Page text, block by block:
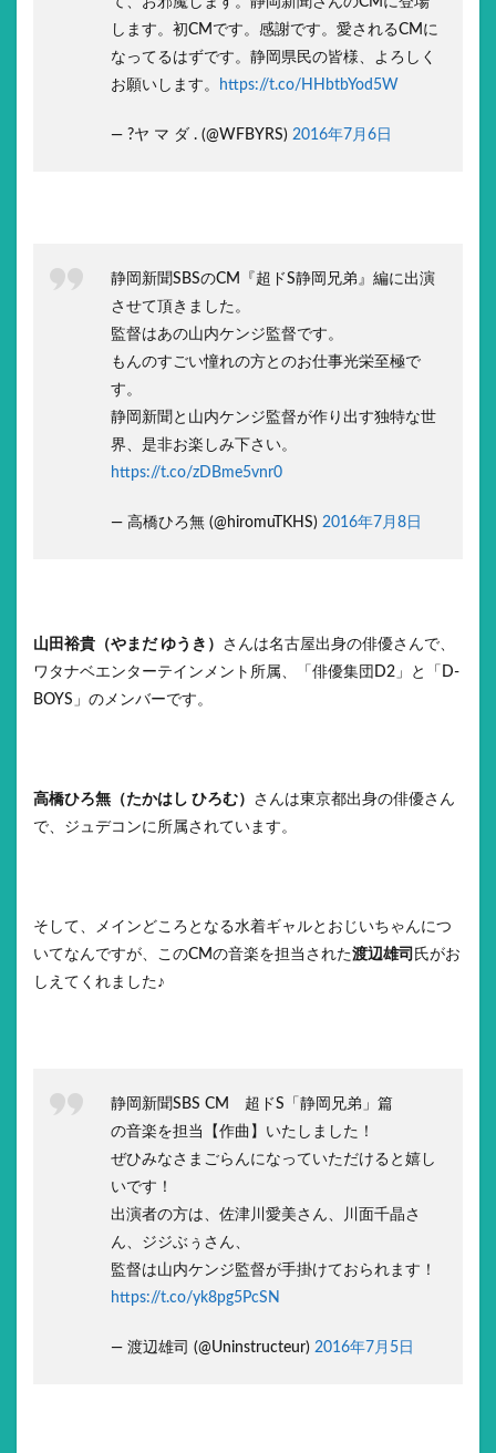
します。初CMです。感謝です。愛されるCMに
なってるはずです。静岡県民の皆様、よろしく
お願いします。
https://t.co/HHbtbYod5W
— ?ヤ マ ダ . (@WFBYRS) 2016年7月6日
静岡新聞SBSのCM『超ドS静岡兄弟』編に出演
させて頂きました。
監督はあの山内ケンジ監督です。
もんのすごい憧れの方とのお仕事光栄至極で
す。
静岡新聞と山内ケンジ監督が作り出す独特な世
界、是非お楽しみ下さい。
https://t.co/zDBme5vnr0
— 高橋ひろ無 (@hiromuTKHS) 2016年7月8日
山田裕貴（やまだ ゆうき） さんは名古屋出身の俳優さんで、
ワタナベエンターテインメント所属、「俳優集団D2」と「D-
BOYS」のメンバーです。
高橋ひろ無（たかはし ひろむ） さんは東京都出身の俳優さん
で、ジュデコンに所属されています。
そして、メインどころとなる水着ギャルとおじいちゃんにつ
いてなんですが、このCMの音楽を担当された渡辺雄司 氏がお
しえてくれました♪
静岡新聞SBS CM 超ドS「静岡兄弟」篇
の音楽を担当【作曲】いたしました！
ぜひみなさまごらんになっていただけると嬉し
いです！
出演者の方は、佐津川愛美さん、川面千晶さ
ん、ジジぶぅさん、
監督は山内ケンジ監督が手掛けておられます！
https://t.co/yk8pg5PcSN
— 渡辺雄司 (@Uninstructeur) 2016年7月5日